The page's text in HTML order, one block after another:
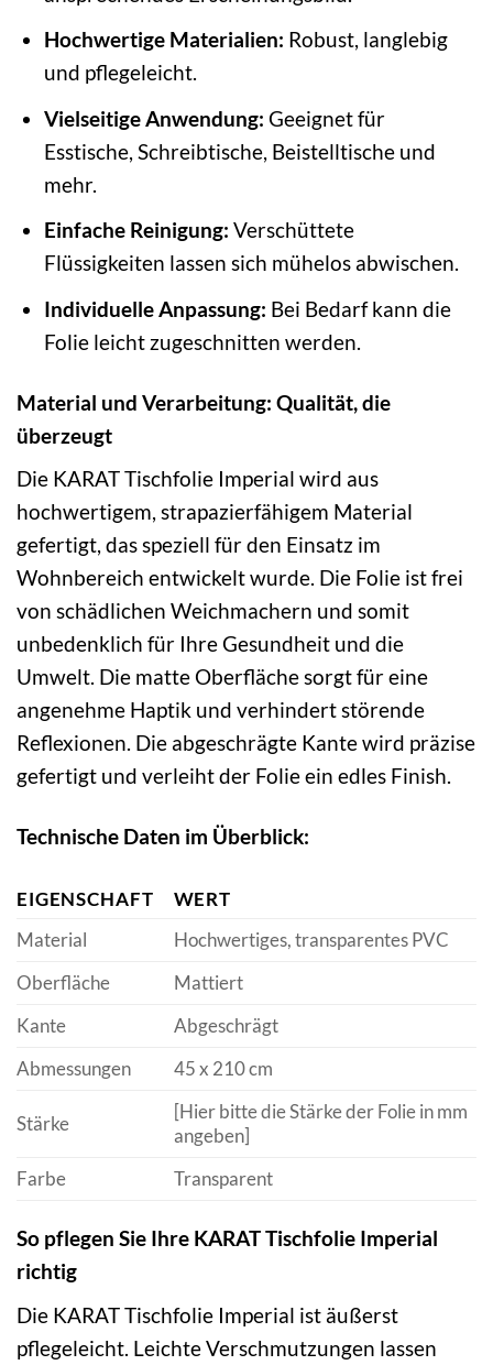
Hochwertige Materialien: Robust, langlebig
und pflegeleicht.
Vielseitige Anwendung: Geeignet für
Esstische, Schreibtische, Beistelltische und
mehr.
Einfache Reinigung: Verschüttete
Flüssigkeiten lassen sich mühelos abwischen.
Individuelle Anpassung: Bei Bedarf kann die
Folie leicht zugeschnitten werden.
Material und Verarbeitung: Qualität, die
überzeugt
Die KARAT Tischfolie Imperial wird aus
hochwertigem, strapazierfähigem Material
gefertigt, das speziell für den Einsatz im
Wohnbereich entwickelt wurde. Die Folie ist frei
von schädlichen Weichmachern und somit
unbedenklich für Ihre Gesundheit und die
Umwelt. Die matte Oberfläche sorgt für eine
angenehme Haptik und verhindert störende
Reflexionen. Die abgeschrägte Kante wird präzise
gefertigt und verleiht der Folie ein edles Finish.
Technische Daten im Überblick:
EIGENSCHAFT
WERT
Material
Hochwertiges, transparentes PVC
Oberfläche
Mattiert
Kante
Abgeschrägt
Abmessungen
45 x 210 cm
Stärke
[Hier bitte die Stärke der Folie in mm
angeben]
Farbe
Transparent
So pflegen Sie Ihre KARAT Tischfolie Imperial
richtig
Die KARAT Tischfolie Imperial ist äußerst
pflegeleicht. Leichte Verschmutzungen lassen